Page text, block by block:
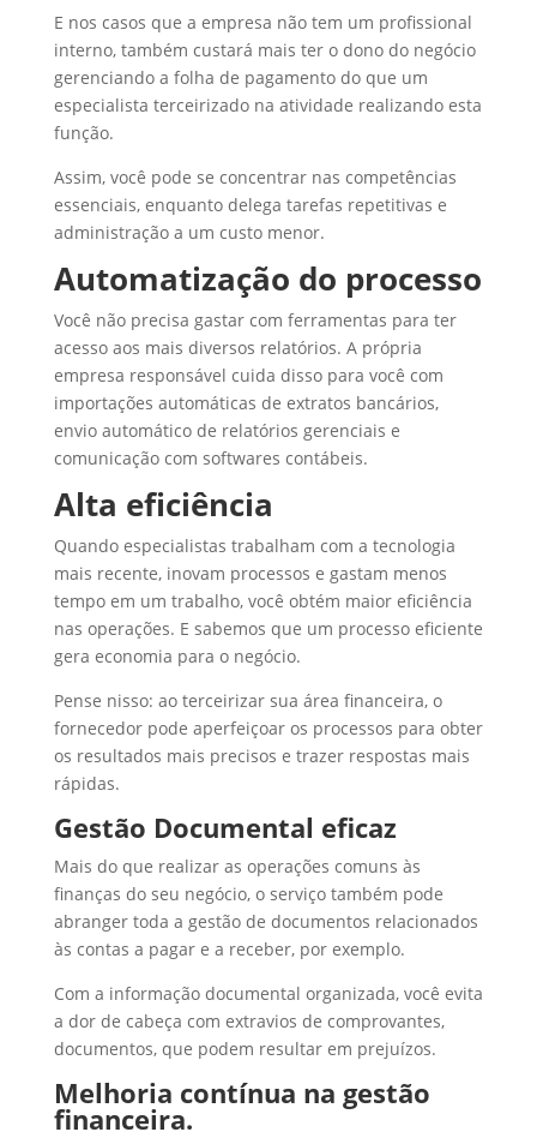
E nos casos que a empresa não tem um profissional
interno, também custará mais ter o dono do negócio
gerenciando a folha de pagamento do que um
especialista terceirizado na atividade realizando esta
função.
Assim, você pode se concentrar nas competências
essenciais, enquanto delega tarefas repetitivas e
administração a um custo menor.
Automatização do processo
Você não precisa gastar com ferramentas para ter
acesso aos mais diversos relatórios. A própria
empresa responsável cuida disso para você com
importações automáticas de extratos bancários,
envio automático de relatórios gerenciais e
comunicação com softwares contábeis.
Alta eficiência
Quando especialistas trabalham com a tecnologia
mais recente, inovam processos e gastam menos
tempo em um trabalho, você obtém maior eficiência
nas operações. E sabemos que um processo eficiente
gera economia para o negócio.
Pense nisso: ao terceirizar sua área financeira, o
fornecedor pode aperfeiçoar os processos para obter
os resultados mais precisos e trazer respostas mais
rápidas.
Gestão Documental eficaz
Mais do que realizar as operações comuns às
finanças do seu negócio, o serviço também pode
abranger toda a gestão de documentos relacionados
às contas a pagar e a receber, por exemplo.
Com a informação documental organizada, você evita
a dor de cabeça com extravios de comprovantes,
documentos, que podem resultar em prejuízos.
Melhoria contínua na gestão
financeira.